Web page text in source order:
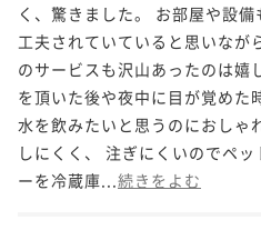
く、驚きました。 お部屋や設
工夫されていていると思いなが
のサービスも沢山あったのは嬉
を頂いた後や夜中に目が覚めた
水を飲みたいと思うのにおしゃ
しにくく、 注ぎにくいのでペ
ーを冷蔵庫... 続きをよむ